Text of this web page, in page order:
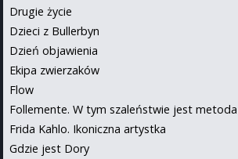
Drugie życie
Dzieci z Bullerbyn
Dzień objawienia
Ekipa zwierzaków
Flow
Follemente. W tym szaleństwie jest metoda
Frida Kahlo. Ikoniczna artystka
Gdzie jest Dory